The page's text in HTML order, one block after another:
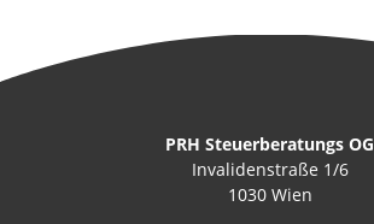
PRH Steuerberatungs OG
Invalidenstraße 1/6
1030 Wien